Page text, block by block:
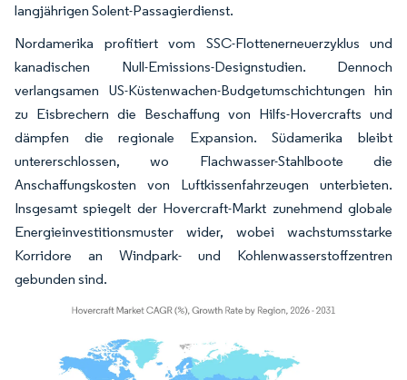
langjährigen Solent-Passagierdienst.
Nordamerika profitiert vom SSC-Flottenerneuerzyklus und
kanadischen Null-Emissions-Designstudien. Dennoch
verlangsamen US-Küstenwachen-Budgetumschichtungen hin
zu Eisbrechern die Beschaffung von Hilfs-Hovercrafts und
dämpfen die regionale Expansion. Südamerika bleibt
untererschlossen, wo Flachwasser-Stahlboote die
Anschaffungskosten von Luftkissenfahrzeugen unterbieten.
Insgesamt spiegelt der Hovercraft-Markt zunehmend globale
Energieinvestitionsmuster wider, wobei wachstumsstarke
Korridore an Windpark- und Kohlenwasserstoffzentren
gebunden sind.